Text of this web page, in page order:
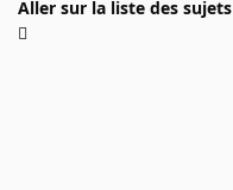
Aller sur la liste des sujets